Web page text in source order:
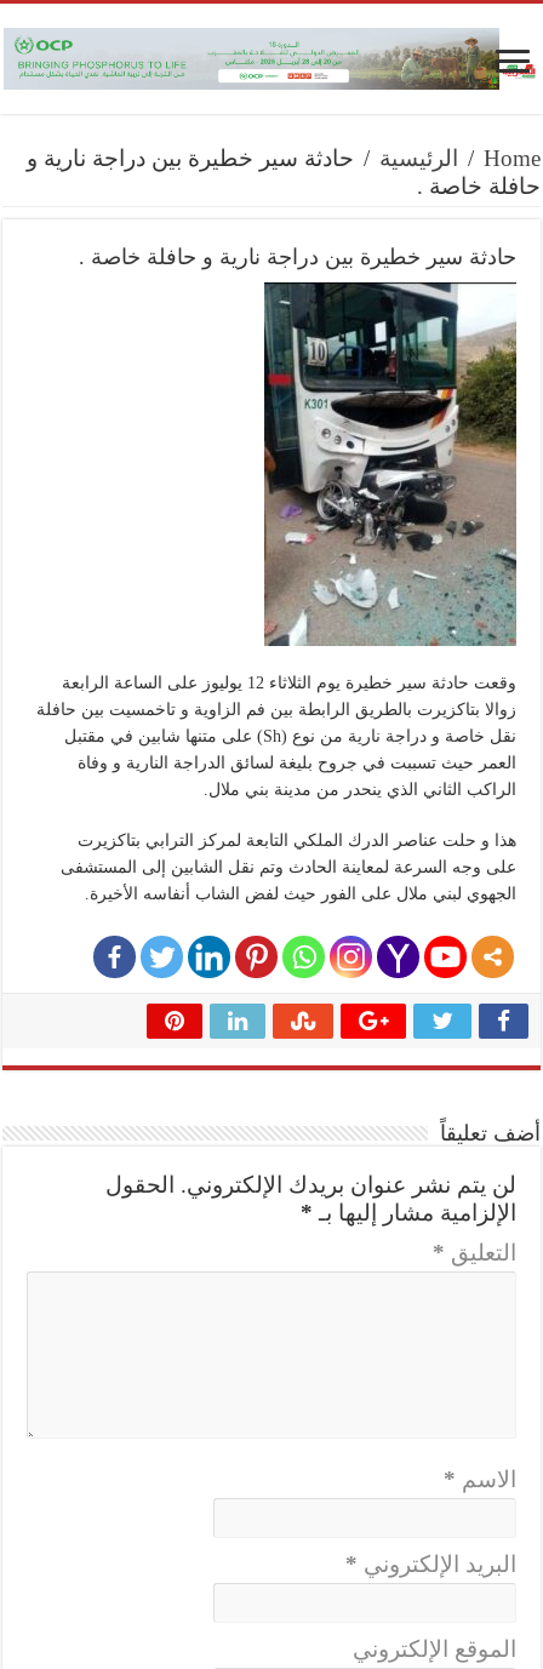
Home
/ الرئيسية / حادثة سير خطيرة بين دراجة نارية و
حافلة خاصة .
حادثة سير خطيرة بين دراجة نارية و حافلة خاصة .
وقعت حادثة سير خطيرة يوم الثلاثاء 12 يوليوز على الساعة الرابعة
زوالا بتاكزيرت بالطريق الرابطة بين فم الزاوية و تاخمسيت بين حافلة
نقل خاصة و دراجة نارية من نوع (Sh) على متنها شابين في مقتبل
العمر حيث تسببت في جروح بليغة لسائق الدراجة النارية و وفاة
الراكب الثاني الذي ينحدر من مدينة بني ملال.
هذا و حلت عناصر الدرك الملكي التابعة لمركز الترابي بتاكزيرت
على وجه السرعة لمعاينة الحادث وتم نقل الشابين إلى المستشفى
الجهوي لبني ملال على الفور حيث لفض الشاب أنفاسه الأخيرة.
أضف تعليقاً
لن يتم نشر عنوان بريدك الإلكتروني.
الحقول
الإلزامية مشار إليها بـ *
التعليق *
الاسم *
البريد الإلكتروني *
الموقع الإلكتروني